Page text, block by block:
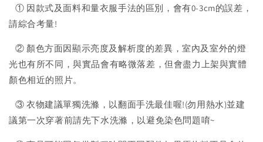
① 因款式及面料和量衣服手法的區別，會有0-3cm的誤差，
請綜合考量!
② 顏色方面因顯示亮度及解析度的差異，室內及室外的燈
光也有所不同，與實品會有略微落差，但會盡力上架與實體
顏色相近的照片。
③ 衣物建議單獨洗滌，以翻面手洗最佳喔!(勿用熱水)並建
議第一次穿著前請先下水洗滌，以避免染色問題唷~